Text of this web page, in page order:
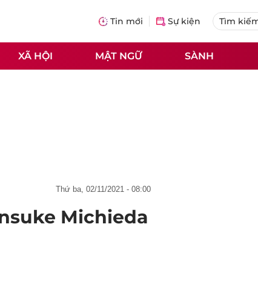
Tin mới Sự kiện
XÃ HỘI MẬT NGỮ SÀNH
thứ ba, 02/11/2021 - 08:00
Michieda